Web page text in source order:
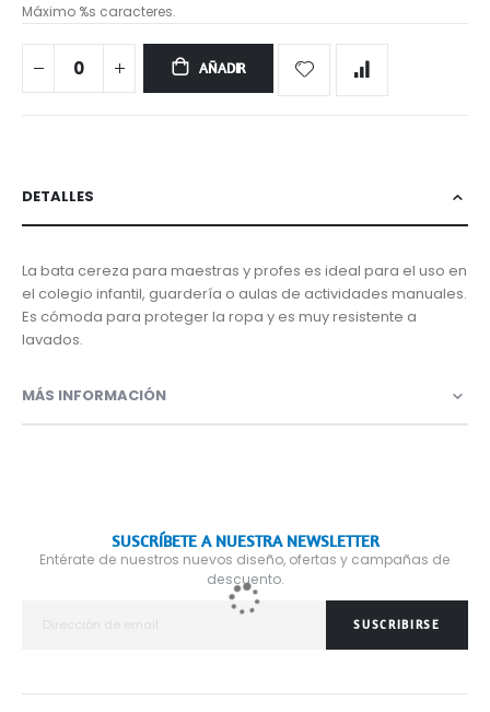
Máximo %s caracteres.
AÑADIR
DETALLES
La bata cereza para maestras y profes es ideal para el uso en
el colegio infantil, guardería o aulas de actividades manuales.
Es cómoda para proteger la ropa y es muy resistente a
lavados.
MÁS INFORMACIÓN
SUSCRÍBETE A NUESTRA NEWSLETTER
Entérate de nuestros nuevos diseño, ofertas y campañas de
descuento.
SUSCRIBIRSE